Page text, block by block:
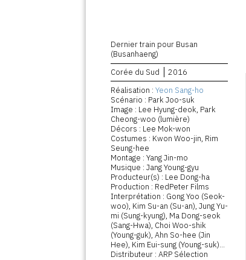
Dernier train pour Busan
(Busanhaeng)
Corée du Sud
2016
Réalisation :Yeon Sang-ho
Scénario : Park Joo-suk
Image : Lee Hyung-deok, Park
Cheong-woo (lumière)
Décors : Lee Mok-won
Costumes : Kwon Woo-jin, Rim
Seung-hee
Montage : Yang Jin-mo
Musique : Jang Young-gyu
Producteur(s) : Lee Dong-ha
Production : RedPeter Films
Interprétation : Gong Yoo (Seok-
woo), Kim Su-an (Su-an), Jung Yu-
mi (Sung-kyung), Ma Dong-seok
(Sang-Hwa), Choi Woo-shik
(Young-guk), Ahn So-hee (Jin
Hee), Kim Eui-sung (Young-suk)...
Distributeur : ARP Sélection